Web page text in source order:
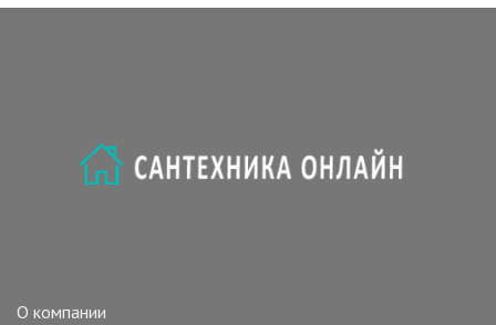
О компании